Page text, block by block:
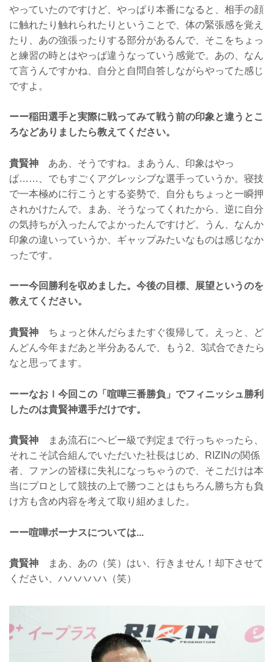
やっていたのですけど、やっぱり本番になると、相手の顔
に触れたり触れられたりということで、体の緊張感を覚え
たり、あの強張ったりする部分があるんで、そこをちょっ
と練習の時とはやっぱ違うなっていう感覚で。あの、なん
て言うんですかね、自分と自問自答しながらやってた感じ
ですよ。
ーー稲田選手と実際に戦ってみて戦う前の印象と違うとこ
ろなどありましたら教えてください。
貴賢神 ああ、そうですね。まあうん、印象はやっ
ぱ……、でもすごくアグレッシブな選手っていうか。寝技
で一本極めに行こうとする姿勢で、自分もちょっと一瞬押
されかけたんで。まあ、そうなってくれたから、逆に自分
の気持ちが入ったんでよかったんですけど。うん、なんか
印象の違いっていうか、ギャップみたいなものは感じなか
ったです。
ーー今回勝利を収めました。今後の目標、展望というのを
教えてください。
貴賢神 ちょっと休んだらまたすぐ復帰して。えっと、ど
んどん今年まだあと半分あるんで、もう2、3試合できたら
なと思ってます。
ーーなおｌ今回この「喧嘩三番勝負」でフィニッシュ勝利
したのは貴賢神選手だけです。
貴賢神 まあ流石にヘビー級で判定まで行っちゃったら、
それこそ試合組んでいただいた社長はじめ、RIZINの関係
者、ファンの皆様に失礼になっちゃうので、そこだけは本
当にプロとして競技の上で勝つことはもちろん勝ち方も負
け方も含め内容を考えて取り組めました。
ーー喧嘩ボーナスについては...
貴賢神 まあ、あの（笑）はい、行きません！却下させて
ください、ハハハハハ（笑）